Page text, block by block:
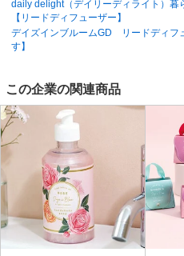
daily delight（デイリーディライト）暮
【リードディフューザー】
デイズインブルームGD リードディフ
す】
この企業の関連商品